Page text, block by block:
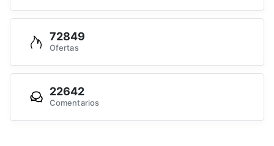
72849
Ofertas
22642
Comentarios